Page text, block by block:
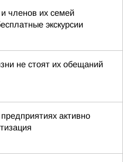
членов их семей
экскурсии
не стоят их обещаний
активно